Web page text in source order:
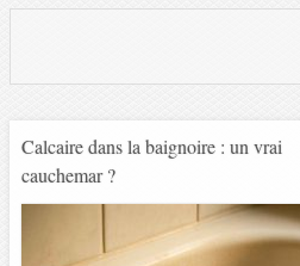
Calcaire dans la baignoire : un vrai
cauchemar ?